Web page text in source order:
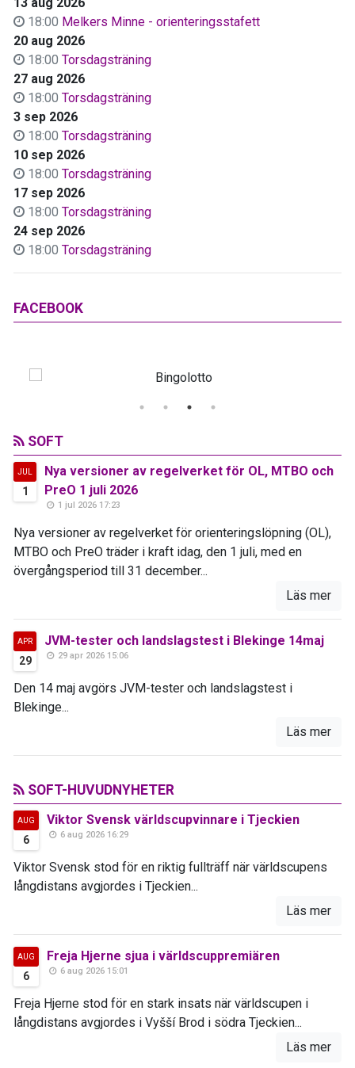
18:00 Melkers Minne - orienteringsstafett
20 aug 2026
18:00 Torsdagsträning
27 aug 2026
18:00 Torsdagsträning
3 sep 2026
18:00 Torsdagsträning
10 sep 2026
18:00 Torsdagsträning
17 sep 2026
18:00 Torsdagsträning
24 sep 2026
18:00 Torsdagsträning
FACEBOOK
SOFT
JUL
1
Nya versioner av regelverket för OL, MTBO och
PreO 1 juli 2026
1 jul 2026 17:23
Nya versioner av regelverket för orienteringslöpning (OL),
MTBO och PreO träder i kraft idag, den 1 juli, med en
övergångsperiod till 31 december...
Läs mer
APR
29
JVM-tester och landslagstest i Blekinge 14maj
29 apr 2026 15:06
Den 14 maj avgörs JVM-tester och landslagstest i
Blekinge...
Läs mer
SOFT-HUVUDNYHETER
AUG
6
Viktor Svensk världscupvinnare i Tjeckien
6 aug 2026 16:29
Viktor Svensk stod för en riktig fullträff när världscupens
långdistans avgjordes i Tjeckien...
Läs mer
AUG
6
Freja Hjerne sjua i världscuppremiären
6 aug 2026 15:01
Freja Hjerne stod för en stark insats när världscupen i
långdistans avgjordes i Vyšší Brod i södra Tjeckien...
Läs mer